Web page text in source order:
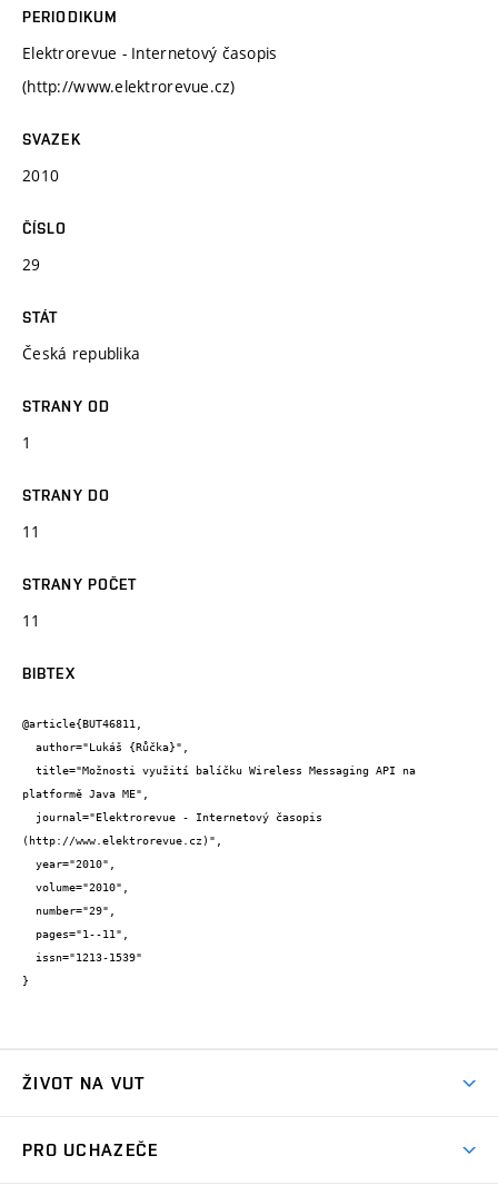
PERIODIKUM
Elektrorevue - Internetový časopis
(http://www.elektrorevue.cz)
SVAZEK
2010
ČÍSLO
29
STÁT
Česká republika
STRANY OD
1
STRANY DO
11
STRANY POČET
11
BIBTEX
@article{BUT46811,
platformě Java ME",
(http://www.elektrorevue.cz)",
}
ŽIVOT NA VUT
PRO UCHAZEČE